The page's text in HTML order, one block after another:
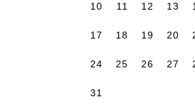
10 11 12 13
17 18 19 20
24 25 26 27
31